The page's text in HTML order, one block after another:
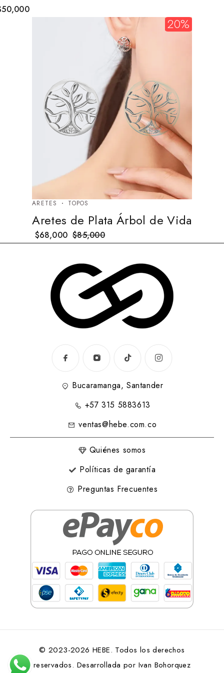
50,000
20%
ARETES TOPOS
Aretes de Plata Árbol de Vida
$85,000
$68,000
Bucaramanga, Santander
+57 315 5883613
ventas@hebe.com.co
Quiénes somos
Políticas de garantía
Preguntas Frecuentes
© 2023-2026 HEBE. Todos los derechos
reservados. Desarrollada por Ivan Bohorquez